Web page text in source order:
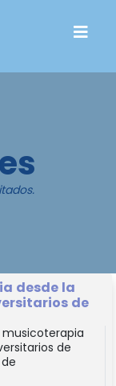
desde la
de
musicoterapia
de